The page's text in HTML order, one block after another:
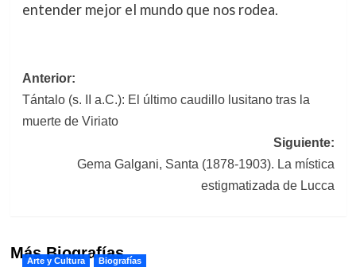
entender mejor el mundo que nos rodea.
Navegación
de
Anterior:
Tántalo (s. II a.C.): El último caudillo lusitano tras la
muerte de Viriato
Siguiente:
Gema Galgani, Santa (1878-1903). La mística
estigmatizada de Lucca
Más Biografías
Arte y Cultura Biografías